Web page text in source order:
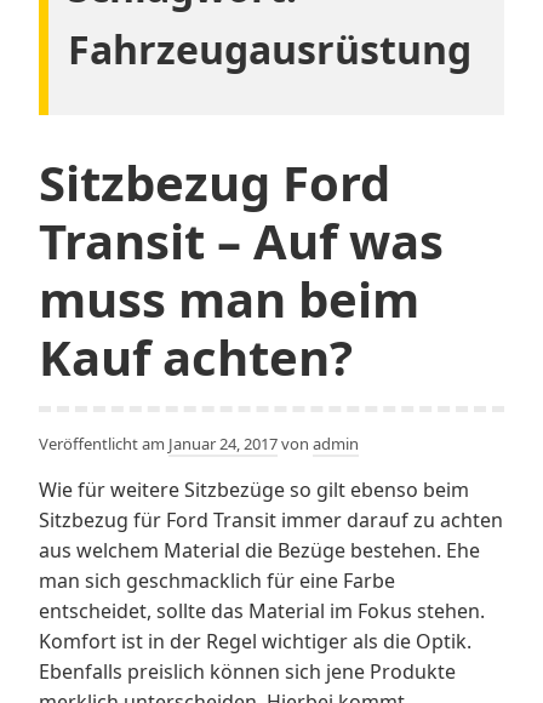
Fahrzeugausrüstung
Sitzbezug Ford
Transit – Auf was
muss man beim
Kauf achten?
Veröffentlicht am Januar 24, 2017von admin
Wie für weitere Sitzbezüge so gilt ebenso beim
Sitzbezug für Ford Transit immer darauf zu achten
aus welchem Material die Bezüge bestehen. Ehe
man sich geschmacklich für eine Farbe
entscheidet, sollte das Material im Fokus stehen.
Komfort ist in der Regel wichtiger als die Optik.
Ebenfalls preislich können sich jene Produkte